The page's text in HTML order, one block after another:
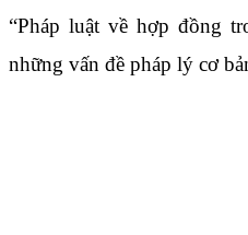
“Pháp luật về hợp đồng
những vấn đề pháp lý cơ